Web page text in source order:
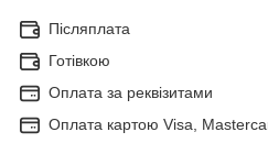
Післяплата
Готівкою
Оплата за реквізитами
Оплата картою Visa,